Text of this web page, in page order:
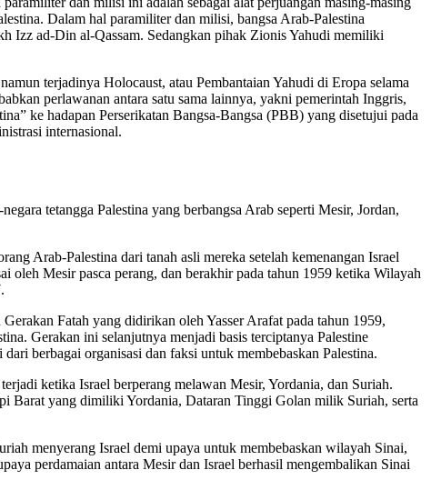
Dalam hal paramiliter dan milisi, bangsa Arab-Palestina
Izz ad-Din al-Qassam. Sedangkan pihak Zionis Yahudi memiliki
terjadinya Holocaust, atau Pembantaian Yahudi di Eropa selama
perlawanan antara satu sama lainnya, yakni pemerintah Inggris,
ke hadapan Perserikatan Bangsa-Bangsa (PBB) yang disetujui pada
internasional.
tetangga Palestina yang berbangsa Arab seperti Mesir, Jordan,
Arab-Palestina dari tanah asli mereka setelah kemenangan Israel
oleh Mesir pasca perang, dan berakhir pada tahun 1959 ketika Wilayah
Fatah yang didirikan oleh Yasser Arafat pada tahun 1959,
Gerakan ini selanjutnya menjadi basis terciptanya Palestine
berbagai organisasi dan faksi untuk membebaskan Palestina.
ketika Israel berperang melawan Mesir, Yordania, dan Suriah.
Barat yang dimiliki Yordania, Dataran Tinggi Golan milik Suriah, serta
menyerang Israel demi upaya untuk membebaskan wilayah Sinai,
perdamaian antara Mesir dan Israel berhasil mengembalikan Sinai